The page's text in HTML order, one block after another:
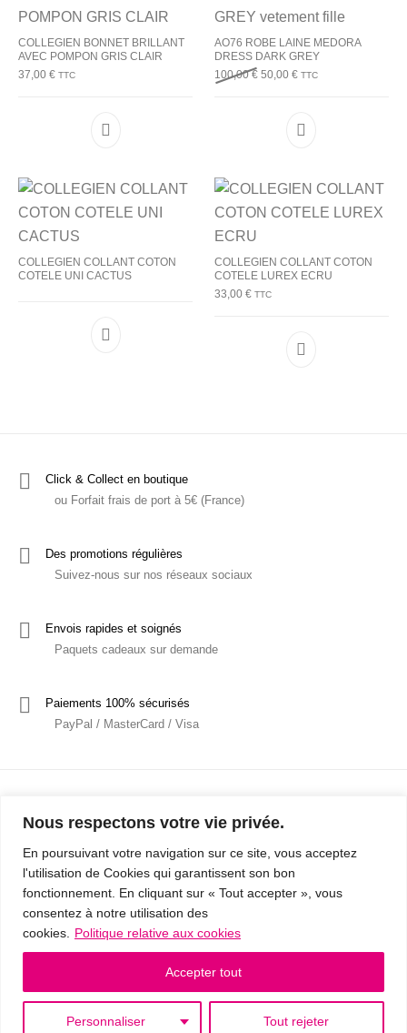
Nous respectons votre vie privée.
En poursuivant votre navigation sur ce site, vous acceptez
l'utilisation de Cookies qui garantissent son bon
fonctionnement. En cliquant sur « Tout accepter », vous
consentez à notre utilisation des
cookies.
Politique relative aux cookies
Personnaliser Tout rejeter
Accepter tout
COLLEGIEN BONNET BRILLANT
AVEC POMPON GRIS CLAIR
37,00€ TTC
Ce produit a plusieurs variations. Les options
AO76 ROBE LAINE MEDORA
DRESS DARK GREY
100,00€ Le prix initial était : 100,00 €.
50,00 €Le prix actuel est :
TTC
Ce produit a
COLLEGIEN COLLANT COTON
COTELE UNI CACTUS
COLLEGIEN COLLANT COTON
COTELE LUREX ECRU
33,00 € TTC
Ce produit a
Click & Collect en boutique
ou Forfait frais de port à 5€ (France)
Des promotions régulières
Suivez-nous sur nos réseaux sociaux
Envois rapides et soignés
Paquets cadeaux sur demande
Paiements 100% sécurisés
PayPal / MasterCard / Visa
Mentions Légales
Politique de confidentialité / RGPD
Conditions Générales de Vente
© 2019 - Cousins & Cousines